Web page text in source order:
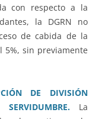
con respecto a la
la DGRN no
de cabida de la
5%, sin previamente
DE DIVISIÓN
La